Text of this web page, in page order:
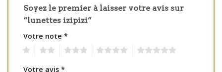
Soyez le premier à laisser votre avis sur
“lunettes izipizi”
Votre note *
Votre avis *